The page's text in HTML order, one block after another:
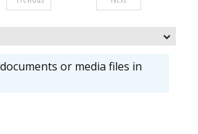
or media files in